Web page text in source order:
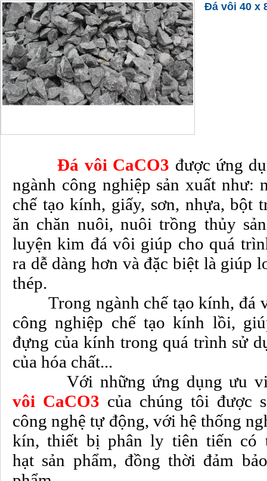
Đá vôi 40 x
Đá vôi CaCO3 được ứng
ngành công nghiệp sản xuất như:
chế tạo kính, giấy, sơn, nhựa, bột
ăn chăn nuôi, nuôi trồng thủy
luyện kim đá vôi giúp cho quá
ra dễ dàng hơn và đặc biệt là giúp
thép.
Trong ngành chế tạo kính, đá
công nghiệp chế tạo kính lồi,
đựng của kính trong quá trình sử
của hóa chất...
Với những ứng dụng ưu
vôi CaCO3 của chúng tôi được
công nghệ tự động, với hệ thống
kín, thiết bị phân ly tiên tiến có
hạt sản phẩm, đồng thời đảm